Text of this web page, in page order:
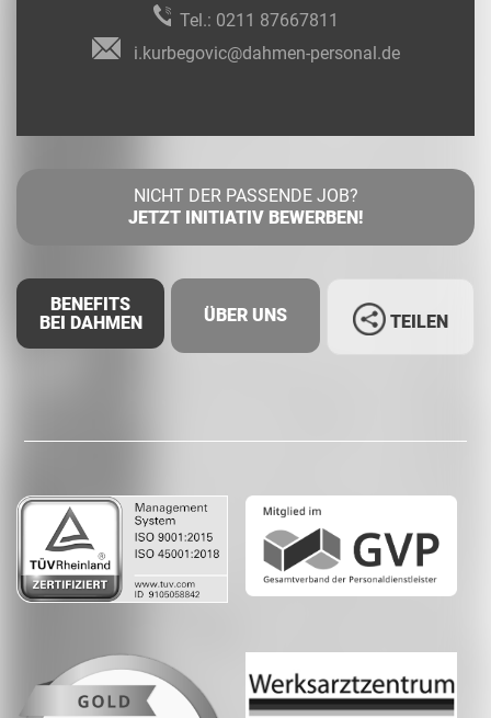
Tel.: 0211 87667811
i.kurbegovic@dahmen-personal.de
NICHT DER PASSENDE JOB?
JETZT INITIATIV BEWERBEN!
BENEFITS
BEI DAHMEN
ÜBER UNS TEILEN